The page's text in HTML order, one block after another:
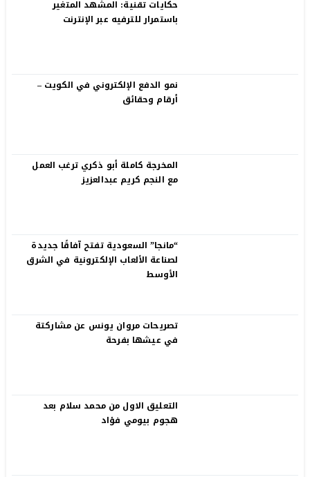
حكايات تقنية: المشهد المتغير
باستمرار للترفيه عبر الإنترنت
نمو الدفع الإلكتروني في الكويت –
أرقام وحقائق
المخرجة كاملة أبو ذكري ترغب العمل
مع النجم كريم عبدالعزيز
“مانجا” السعودية تفتح آفاقًا جديدة
لصناعة الألعاب الإلكترونية في الشرق
الأوسط
تصريحات مروان يونس عن مشاركتة
في عيشها بفرحة
التعليق الاول من محمد سلام بعد
هجوم بيومي فؤاد